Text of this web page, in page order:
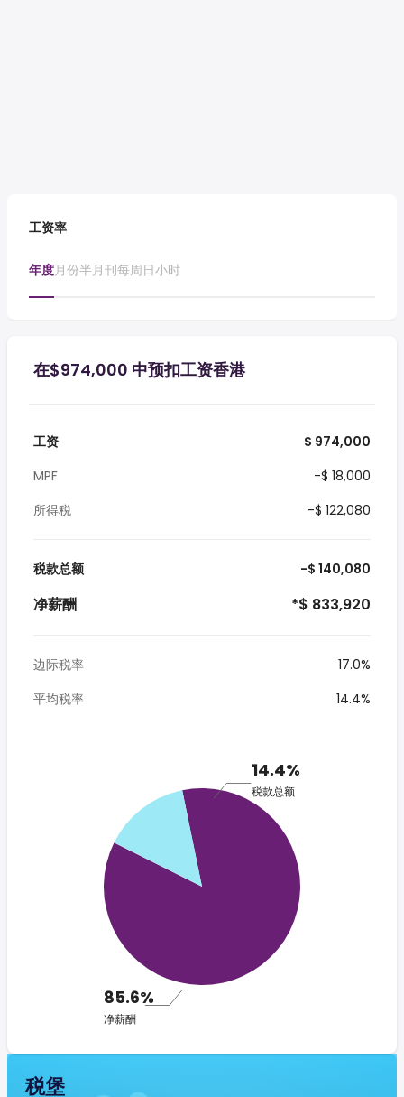
工资率
年度月份半月刊每周日小时
在$974,000 中预扣工资香港
工资
$ 974,000
MPF
-$ 18,000
所得税
-$ 122,080
税款总额 -$ 140,080
净薪酬 *$ 833,920
边际税率
17.0%
平均税率
14.4%
14.4%
税款总额
85.6%
净薪酬
税堡